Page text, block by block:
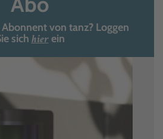
von tanz? Loggen
sich hierein